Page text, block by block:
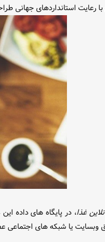
رعایت استانداردهای جهانی
غذا، در پایگاه های داده
وبسایت یا شبکه های اجتماعی